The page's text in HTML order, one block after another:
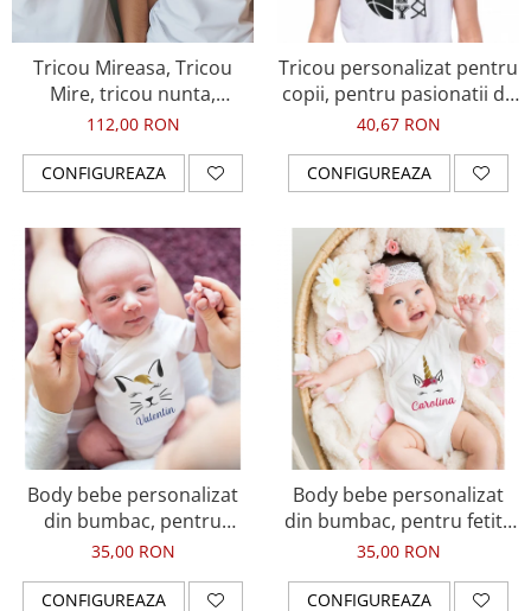
Tablou Personalizat
Tricou Mireasa, Tricou
Mire, tricou nunta,
personalizat cu design
112,00 RON
CONFIGUREAZA
Tricou personalizat pentru
copii, pentru pasionatii de
baschet, cu nume si minge
40,67 RON
CONFIGUREAZA
Body bebe personalizat
din bumbac, pentru
baietel, cu nume si
nascuti
35,00 RON
CONFIGUREAZA
Body bebe personalizat
din bumbac, pentru fetita
cu nume si unicorn, cadou
35,00 RON
CONFIGUREAZA